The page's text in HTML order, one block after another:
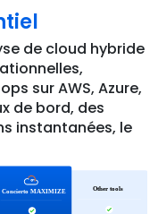
de cloud hybride
sur AWS, Azure,
de bord, des
instantanées, le